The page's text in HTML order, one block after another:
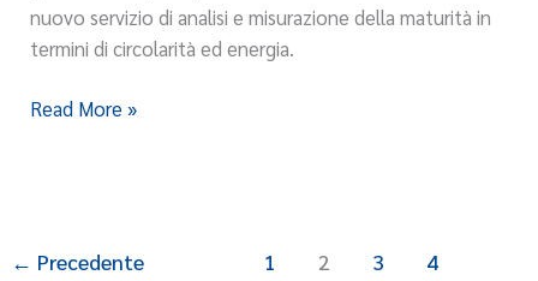
nuovo servizio di analisi e misurazione della maturità in
termini di circolarità ed energia.
Read More »
← Precedente 1 2 3
4